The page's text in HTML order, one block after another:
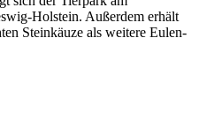
Holstein. Außerdem erhält
Steinkäuze als weitere Eulen-